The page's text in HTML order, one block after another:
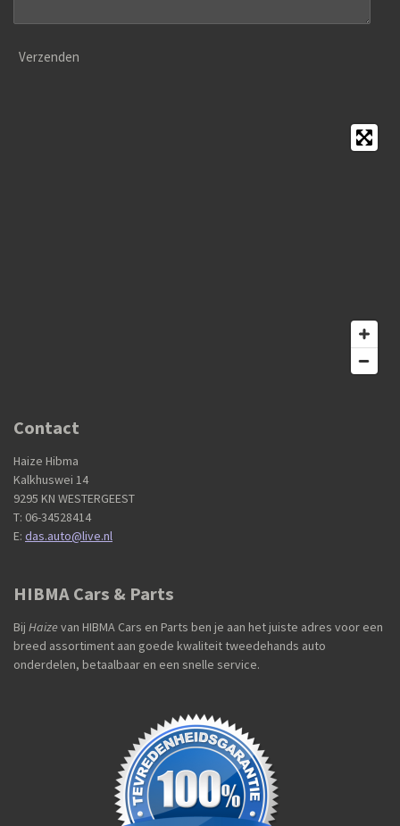
Verzenden
Contact
Haize Hibma
Kalkhuswei 14
9295 KN WESTERGEEST
T: 06-34528414
E: das.auto@live.nl
HIBMA Cars & Parts
Bij Haizevan HIBMA Cars en Parts ben je aan het juiste adres voor een
breed assortiment aan goede kwaliteit tweedehands auto
onderdelen, betaalbaar en een snelle service.